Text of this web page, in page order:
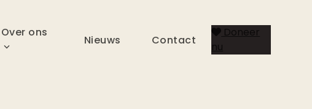
Over ons
Nieuws Contact
Doneer
nu